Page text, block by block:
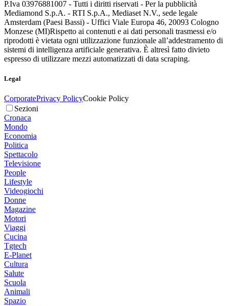
P.Iva 03976881007 - Tutti i diritti riservati - Per la pubblicità
Mediamond S.p.A. - RTI S.p.A., Mediaset N.V., sede legale
Amsterdam (Paesi Bassi) - Uffici Viale Europa 46, 20093 Cologno
Monzese (MI)Rispetto ai contenuti e ai dati personali trasmessi e/o
riprodotti è vietata ogni utilizzazione funzionale all’addestramento di
sistemi di intelligenza artificiale generativa. È altresì fatto divieto
espresso di utilizzare mezzi automatizzati di data scraping.
Legal
CorporatePrivacy PolicyCookie Policy
Sezioni
Cronaca
Mondo
Economia
Politica
Spettacolo
Televisione
People
Lifestyle
Videogiochi
Donne
Magazine
Motori
Viaggi
Cucina
Tgtech
E-Planet
Cultura
Salute
Scuola
Animali
Spazio